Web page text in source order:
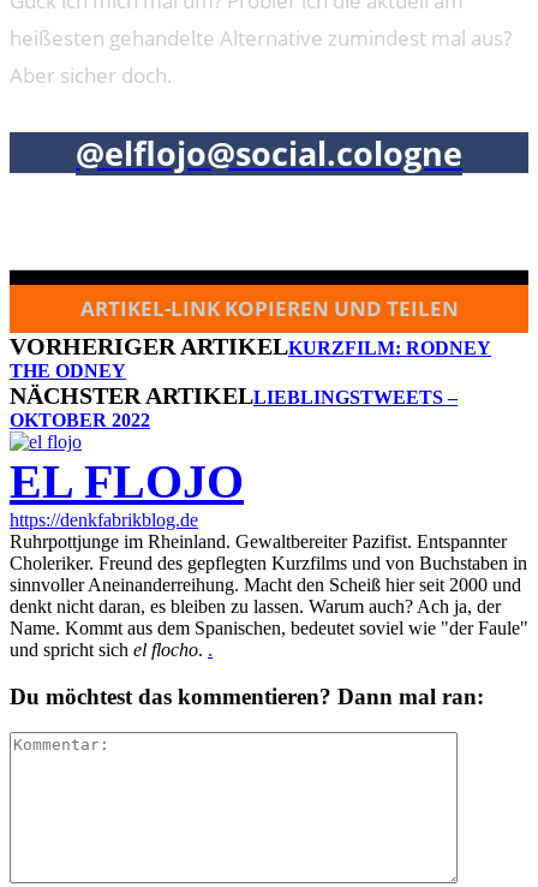
heißesten gehandelte Alternative zumindest mal aus?
Aber sicher doch.
@elflojo@social.cologne
ARTIKEL-LINK KOPIEREN UND TEILEN
VORHERIGER ARTIKELKURZFILM: RODNEY
THE ODNEY
NÄCHSTER ARTIKELLIEBLINGSTWEETS –
OKTOBER 2022
EL FLOJO
https://denkfabrikblog.de
Ruhrpottjunge im Rheinland. Gewaltbereiter Pazifist. Entspannter
Choleriker. Freund des gepflegten Kurzfilms und von Buchstaben in
sinnvoller Aneinanderreihung. Macht den Scheiß hier seit 2000 und
denkt nicht daran, es bleiben zu lassen. Warum auch? Ach ja, der
Name. Kommt aus dem Spanischen, bedeutet soviel wie "der Faule"
und spricht sich el flocho. .
Du möchtest das kommentieren? Dann mal ran: